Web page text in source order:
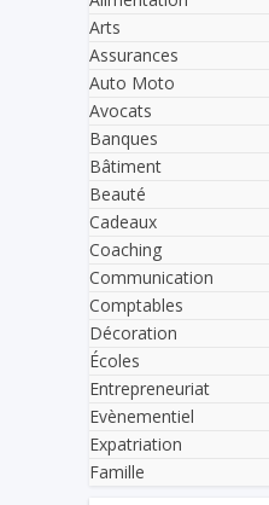
Arts
Assurances
Auto Moto
Avocats
Banques
Bâtiment
Beauté
Cadeaux
Coaching
Communication
Comptables
Décoration
Écoles
Entrepreneuriat
Evènementiel
Expatriation
Famille